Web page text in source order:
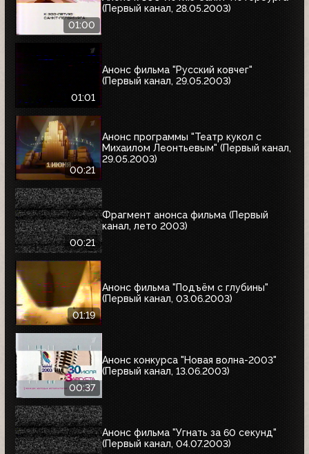
01:00
(Первый канал, 28.05.2003)
01:01
Анонс фильма "Русский ковчег"
(Первый канал, 29.05.2003)
00:21
Анонс программы "Театр кукол с
Михаилом Леонтьевым" (Первый канал,
29.05.2003)
00:21
Фрагмент анонса фильма (Первый
канал, лето 2003)
01:19
Анонс фильма "Подъём с глубины"
(Первый канал, 03.06.2003)
00:37
Анонс конкурса "Новая волна-2003"
(Первый канал, 13.06.2003)
Анонс фильма "Угнать за 60 секунд"
(Первый канал, 04.07.2003)